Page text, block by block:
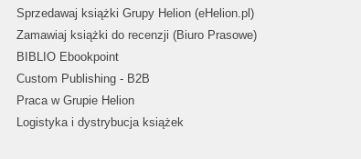
Sprzedawaj książki Grupy Helion (eHelion.pl)
Zamawiaj książki do recenzji (Biuro Prasowe)
BIBLIO Ebookpoint
Custom Publishing - B2B
Praca w Grupie Helion
Logistyka i dystrybucja książek